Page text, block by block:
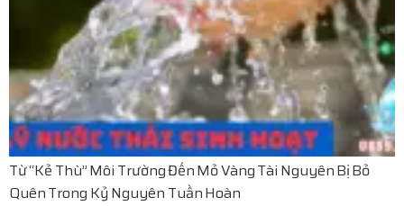
Từ “Kẻ Thù” Môi Trường Đến Mỏ Vàng Tài Nguyên Bị Bỏ
Quên Trong Kỷ Nguyên Tuần Hoàn